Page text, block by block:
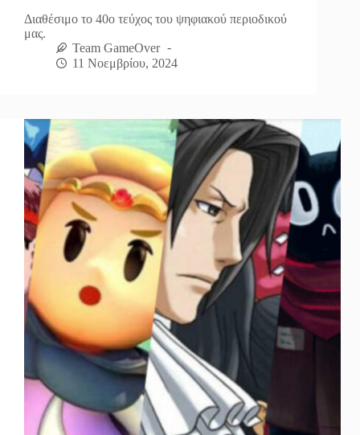
Διαθέσιμο το 40ο τεύχος του ψηφιακού περιοδικού
μας.
Team GameOver
11 Νοεμβρίου, 2024